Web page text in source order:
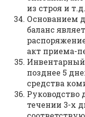
из строя и
Основанием
баланс
акт приема-
Инвентарный
позднее 5
средства
Руководство
течении 3-х